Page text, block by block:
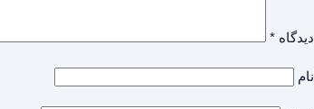
دیدگاه *
نام